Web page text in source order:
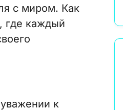
с миром. Как
где каждый
к